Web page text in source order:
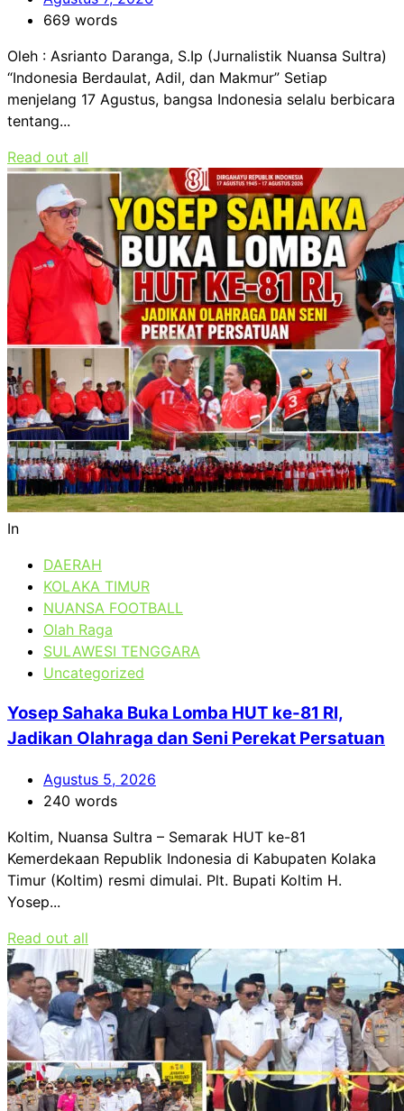
669 words
Oleh : Asrianto Daranga, S.Ip (Jurnalistik Nuansa Sultra)
“Indonesia Berdaulat, Adil, dan Makmur” Setiap
menjelang 17 Agustus, bangsa Indonesia selalu berbicara
tentang...
Read out all
In
DAERAH
KOLAKA TIMUR
NUANSA FOOTBALL
Olah Raga
SULAWESI TENGGARA
Uncategorized
Yosep Sahaka Buka Lomba HUT ke-81 RI,
Jadikan Olahraga dan Seni Perekat Persatuan
Agustus 5, 2026
240 words
Koltim, Nuansa Sultra – Semarak HUT ke-81
Kemerdekaan Republik Indonesia di Kabupaten Kolaka
Timur (Koltim) resmi dimulai. Plt. Bupati Koltim H.
Yosep...
Read out all